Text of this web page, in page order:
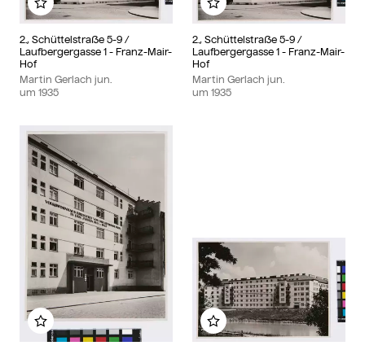
2., Schüttelstraße 5-9 /
Laufbergergasse 1 - Franz-Mair-
Hof
Martin Gerlach jun.
um 1935
Zu meinem Album hinzufügen
2., Schüttelstraße 5-9 /
Laufbergergasse 1 - Franz-Mair-
Hof
Martin Gerlach jun.
um 1935
Zu meinem Album
Zu meinem Album hinzufügenZu meinem Album